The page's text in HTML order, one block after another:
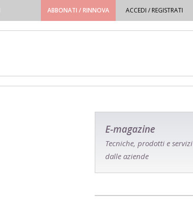
ABBONATI / RINNOVA ACCEDI / REGISTRATI
E-magazine
Tecniche, prodotti e servizi
dalle aziende